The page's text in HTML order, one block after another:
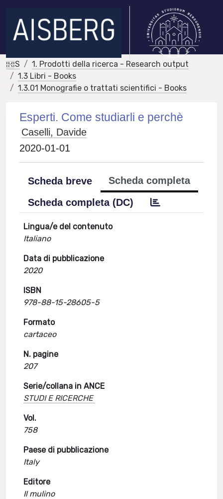
IRIS
1. Prodotti della ricerca - Research output
1.3 Libri - Books
1.3.01 Monografie o trattati scientifici - Books
Esperti. Come studiarli e perchè
Caselli, Davide
2020-01-01
Scheda breve
Scheda completa
Scheda completa (DC)
Lingua/e del contenuto
Italiano
Data di pubblicazione
2020
ISBN
978-88-15-28605-5
Formato
cartaceo
N. pagine
207
Serie/collana in ANCE
STUDI E RICERCHE
Vol.
758
Paese di pubblicazione
Italy
Editore
Il mulino